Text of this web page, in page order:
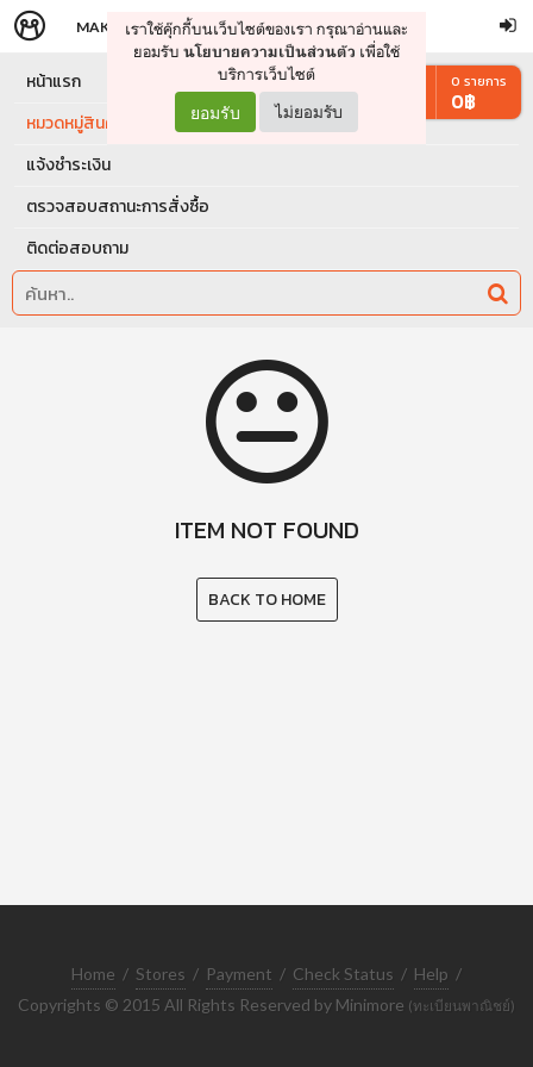
จัดการรถเข็น ดำเนินการต่อ
MAKERS STORE
เราใช้คุ๊กกี้บนเว็บไซต์ของเรา กรุณาอ่านและ
ยอมรับ นโยบายความเป็นส่วนตัว เพื่อใช้
บริการเว็บไซต์
ยอมรับ ไม่ยอมรับ
หน้าแรก
หมวดหมู่สินค้า
แจ้งชำระเงิน
ตรวจสอบสถานะการสั่งซื้อ
ติดต่อสอบถาม
0 รายการ
0฿
ITEM NOT FOUND
BACK TO HOME
Home / Stores / Payment / Check Status / Help /
Copyrights © 2015 All Rights Reserved by Minimore (ทะเบียนพาณิชย์)